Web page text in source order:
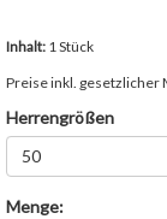
Inhalt: 1 Stück
Preise inkl. gesetzlicher
Herrengrößen
50
Menge: